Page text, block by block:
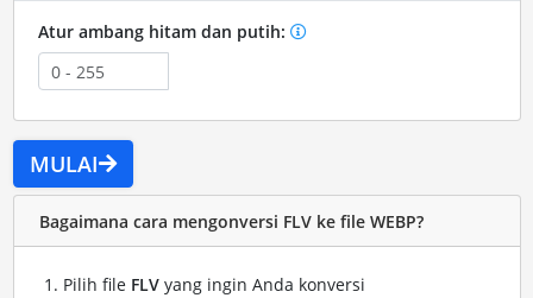
Atur ambang hitam dan putih:
MULAI
Bagaimana cara mengonversi FLV ke file WEBP?
Pilih file FLVyang ingin Anda konversi